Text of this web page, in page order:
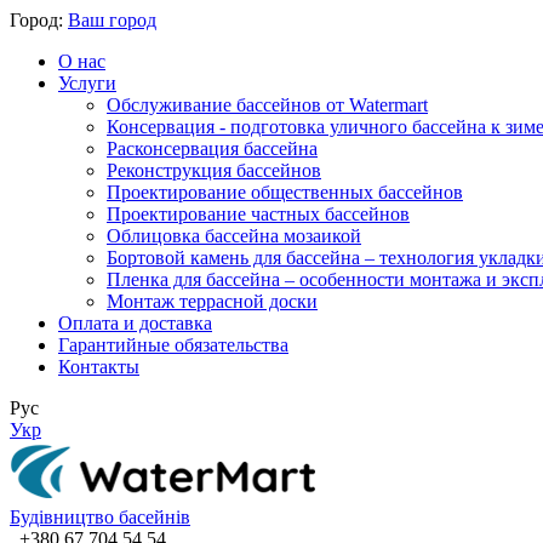
Город: Ваш город
О нас
Услуги
Обслуживание бассейнов от Watermart
Консервация - подготовка уличного бассейна к зиме
Расконсервация бассейна
Реконструкция бассейнов
Проектирование общественных бассейнов
Проектирование частных бассейнов
​Облицовка бассейна мозаикой
Бортовой камень для бассейна – технология
Пленка для бассейна – особенности монтажа и
Монтаж террасной доски
Оплата и доставка
Гарантийные обязательства
Контакты
Рус
Укр
Будівництво басейнів
+380 67 704 54 54